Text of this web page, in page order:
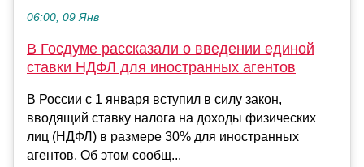
06:00, 09 Янв
В Госдуме рассказали о введении единой
ставки НДФЛ для иностранных агентов
В России с 1 января вступил в силу закон,
вводящий ставку налога на доходы физических
лиц (НДФЛ) в размере 30% для иностранных
агентов. Об этом сообщ...